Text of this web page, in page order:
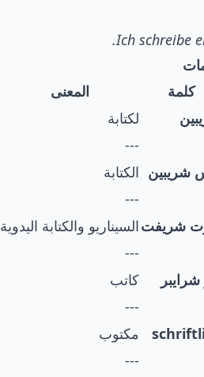
Ich schreibe
كلمة
المعنى
لكتابة
---
شريبين الكتابة
---
شريفتالسيناريو والكتابة اليدوية
---
كاتب
---
مكتوب
---